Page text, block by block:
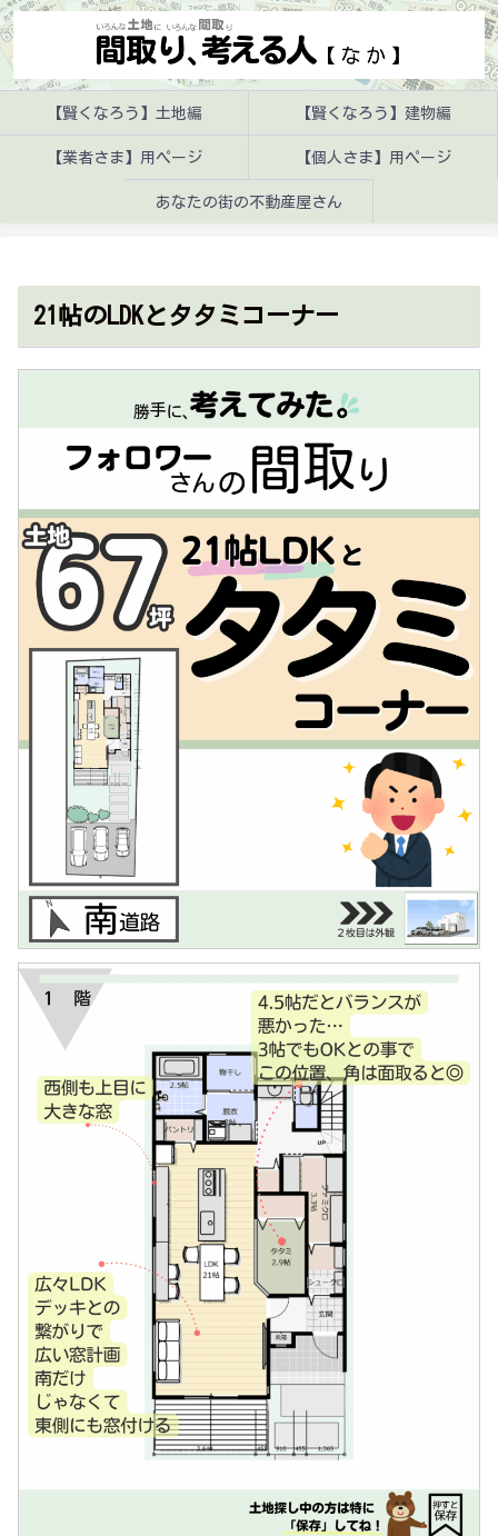
【賢くなろう】土地編 【賢くなろう】建物編
【業者さま】用ページ 【個人さま】用ページ
あなたの街の不動産屋さん
21帖のLDKとタタミコーナー